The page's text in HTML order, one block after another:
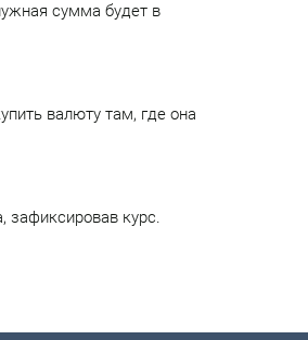
сумма будет в
валюту там, где она
зафиксировав курс.